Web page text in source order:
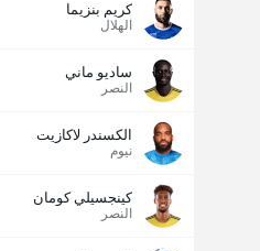
كريم بنزيما
الهلال
ساديو ماني
النصر
الكسندر لاكازيت
نيوم
كينجسيلي كومان
النصر